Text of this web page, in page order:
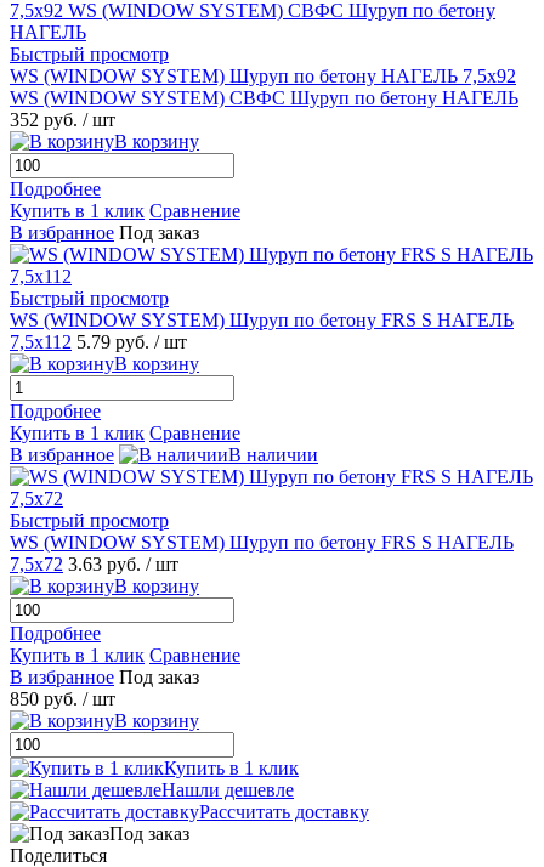
Быстрый просмотр
WS (WINDOW SYSTEM) Шуруп по бетону НАГЕЛЬ 7,5х92
WS (WINDOW SYSTEM) СВФС Шуруп по бетону НАГЕЛЬ
352 руб. / шт
В корзину
Подробнее
Купить в 1 клик Сравнение
В избранное Под заказ
Быстрый просмотр
WS (WINDOW SYSTEM) Шуруп по бетону FRS S НАГЕЛЬ
7,5х112 5.79 руб. / шт
В корзину
Подробнее
Купить в 1 клик Сравнение
В избранное
В наличии
Быстрый просмотр
WS (WINDOW SYSTEM) Шуруп по бетону FRS S НАГЕЛЬ
7,5х72 3.63 руб. / шт
В корзину
Подробнее
Купить в 1 клик Сравнение
В избранное Под заказ
850 руб. / шт
В корзину
Купить в 1 клик
Нашли дешевле
Рассчитать доставку
Под заказ
Поделиться